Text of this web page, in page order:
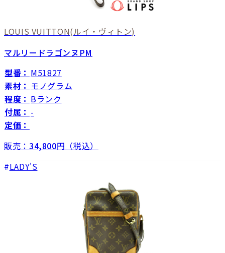
LOUIS VUITTON(ルイ・ヴィトン)
マルリードラゴンヌPM
型番： M51827
素材： モノグラム
程度： Bランク
付属： -
定価：
販売： 34,800円（税込）
LADY'S